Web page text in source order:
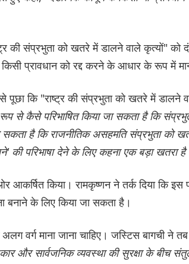
की संप्रभुता को खतरे में डालने वाले कृत्यों" को
प्रावधान को रद्द करने के आधार के रूप में
कि "राष्ट्र की संप्रभुता को खतरे में डालने
से कैसे परिभाषित किया जा सकता है कि
सकता है कि राजनीतिक असहमति संप्रभुता को
की परिभाषा देने के लिए कहना एक बड़ा खतरा
आकर्षित किया। रामकृष्णन ने तर्क दिया कि
बनाने के लिए किया जा सकता है।
वर्ग माना जाना चाहिए। जस्टिस बागची ने
और सार्वजनिक व्यवस्था की सुरक्षा के बीच